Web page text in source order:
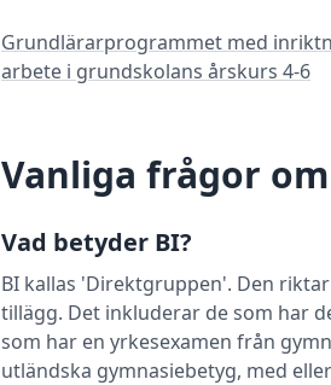
Grundlärarprogrammet med
arbete i grundskolans årskurs 4-6
Vanliga frågor
Vad betyder BI?
BI kallas 'Direktgruppen'. Den
tillägg. Det inkluderar de som har
som har en yrkesexamen från
utländska gymnasiebetyg, med